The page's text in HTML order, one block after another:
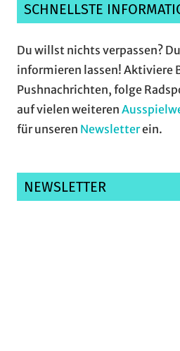
SCHNELLSTE
Du willst nichts verpassen?
informieren lassen! Aktiviere
Pushnachrichten, folge
auf vielen weiteren
für unseren Newsletterein.
NEWSLETTER